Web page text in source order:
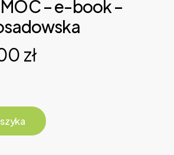
– e-book –
zł.
zł
57,00 zł.